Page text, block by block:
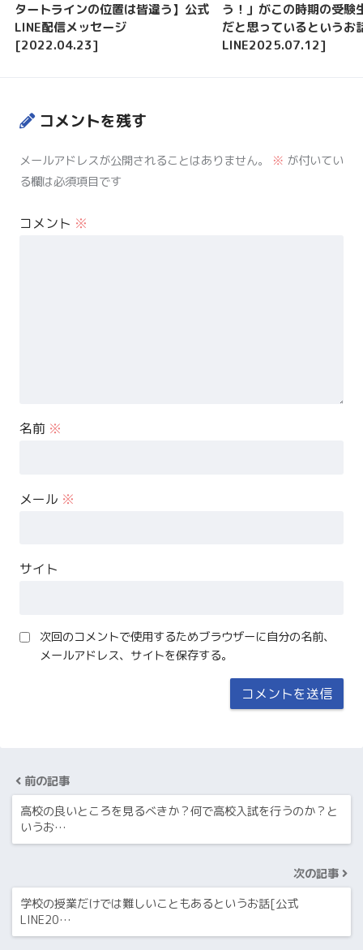
タートラインの位置は皆違う】公式
LINE配信メッセージ
[2022.04.23]
う！」がこの時期の受験
だと思っているというお
LINE2025.07.12]
コメントを残す
メールアドレスが公開されることはありません。 ※ が付いてい
る欄は必須項目です
コメント ※
名前 ※
メール ※
サイト
次回のコメントで使用するためブラウザーに自分の名前、
メールアドレス、サイトを保存する。
前の記事
高校の良いところを見るべきか？何で高校入試を行うのか？と
いうお…
次の記事
学校の授業だけでは難しいこともあるというお話[公式
LINE20…